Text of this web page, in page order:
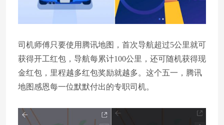
司机师傅只要使用腾讯地图，首次导航超过5公里就可
获得开工红包，导航每累计100公里，还可随机获得现
金红包，里程越多红包奖励就越多。这个五一，腾讯
地图感恩每一位默默付出的专职司机。